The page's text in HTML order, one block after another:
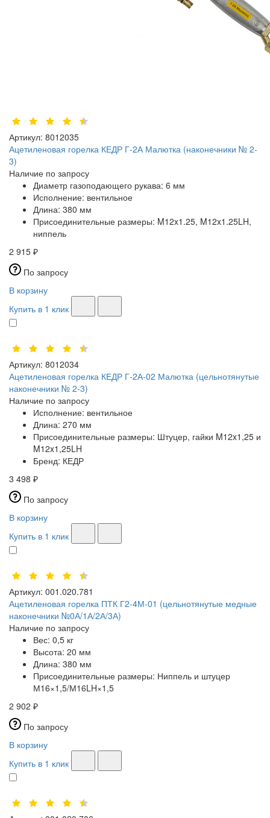
Артикул: 8012035
Ацетиленовая горелка КЕДР Г-2А Малютка (наконечники № 2-
3)
Наличие по запросу
Диаметр газоподающего рукава: 6 мм
Исполнение: вентильное
Длина: 380 мм
Присоединительные размеры: M12x1.25, M12x1.25LH,
ниппель
2 915 ₽
По запросу
В корзину
Купить в 1 клик
Артикул: 8012034
Ацетиленовая горелка КЕДР Г-2А-02 Малютка (цельнотянутые
наконечники № 2-3)
Наличие по запросу
Исполнение: вентильное
Длина: 270 мм
Присоединительные размеры: Штуцер, гайки M12x1,25 и
M12x1,25LH
Бренд: КЕДР
3 498 ₽
По запросу
В корзину
Купить в 1 клик
Артикул: 001.020.781
Ацетиленовая горелка ПТК Г2-4М-01 (цельнотянутые медные
наконечники №0А/1А/2А/3А)
Наличие по запросу
Вес: 0,5 кг
Высота: 20 мм
Длина: 380 мм
Присоединительные размеры: Ниппель и штуцер
М16×1,5/М16LH×1,5
2 902 ₽
По запросу
В корзину
Купить в 1 клик